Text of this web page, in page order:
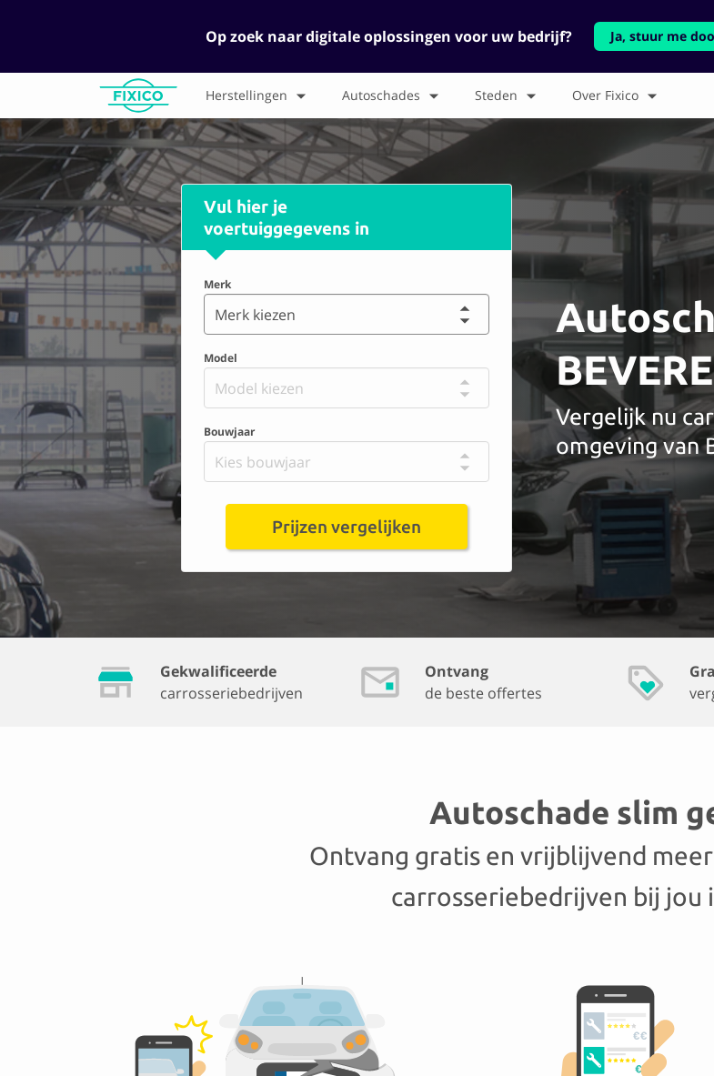
Op zoek naar digitale oplossingen voor uw bedrijf? Ja, stuur me
Herstellingen Autoschades Steden Over Fixico
Vergelijk nu
omgeving van
Vul hier je
voertuiggegevens in
Merk
Merk kiezen
Model
Model kiezen
Bouwjaar
Kies bouwjaar
Prijzen vergelijken
Gekwalificeerde
carrosseriebedrijven
Ontvang
de beste offertes
Autoschade slim
Ontvang gratis en vrijblijvend
carrosseriebedrijven bij jou